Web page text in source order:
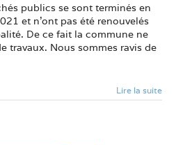
publics se sont terminés en
et n’ont pas été renouvelés
De ce fait la commune ne
travaux. Nous sommes ravis de
Lire la suite